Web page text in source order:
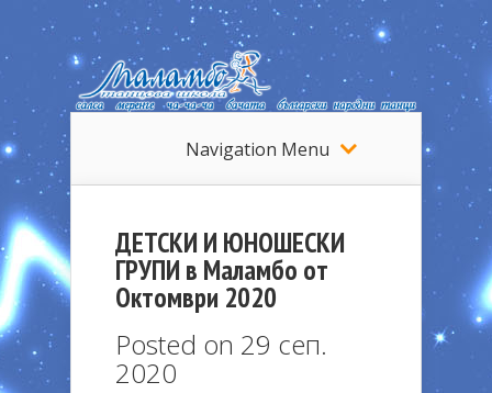
Navigation Menu
ДЕТСКИ И ЮНОШЕСКИ
ГРУПИ в Маламбо от
Октомври 2020
Posted on 29 сеп.
2020